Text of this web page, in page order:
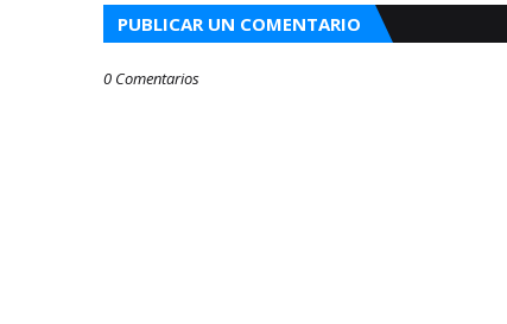
PUBLICAR UN COMENTARIO
0 Comentarios